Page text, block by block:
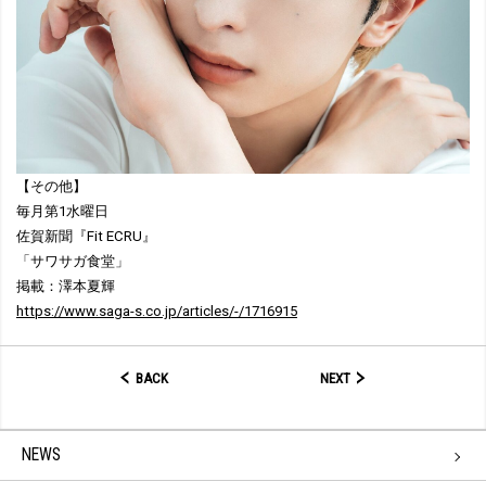
【その他】
毎月第1水曜日
佐賀新聞『Fit ECRU』
「サワサガ食堂」
掲載：澤本夏輝
https://www.saga-s.co.jp/articles/-/1716915
BACK NEXT
NEWS